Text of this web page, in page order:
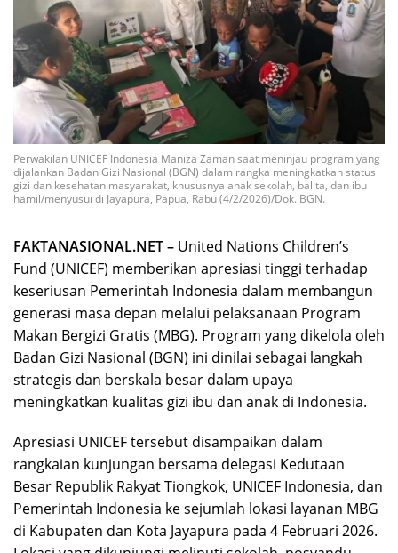
Perwakilan UNICEF Indonesia Maniza Zaman saat meninjau program yang
dijalankan Badan Gizi Nasional (BGN) dalam rangka meningkatkan status
gizi dan kesehatan masyarakat, khususnya anak sekolah, balita, dan ibu
hamil/menyusui di Jayapura, Papua, Rabu (4/2/2026)/Dok. BGN.
FAKTANASIONAL.NET – United Nations Children’s
Fund (UNICEF) memberikan apresiasi tinggi terhadap
keseriusan Pemerintah Indonesia dalam membangun
generasi masa depan melalui pelaksanaan Program
Makan Bergizi Gratis (MBG). Program yang dikelola oleh
Badan Gizi Nasional (BGN) ini dinilai sebagai langkah
strategis dan berskala besar dalam upaya
meningkatkan kualitas gizi ibu dan anak di Indonesia.
Apresiasi UNICEF tersebut disampaikan dalam
rangkaian kunjungan bersama delegasi Kedutaan
Besar Republik Rakyat Tiongkok, UNICEF Indonesia, dan
Pemerintah Indonesia ke sejumlah lokasi layanan MBG
di Kabupaten dan Kota Jayapura pada 4 Februari 2026.